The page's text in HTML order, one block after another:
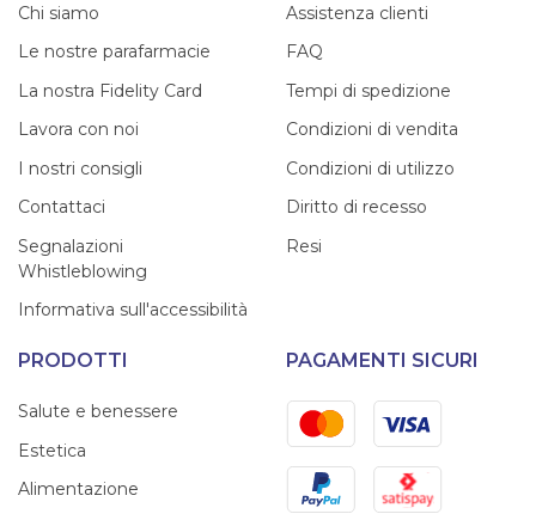
Chi siamo
Le nostre parafarmacie
La nostra Fidelity Card
Lavora con noi
I nostri consigli
Contattaci
Segnalazioni
Whistleblowing
Informativa sull'accessibilità
Assistenza clienti
FAQ
Tempi di spedizione
Condizioni di vendita
Condizioni di utilizzo
Diritto di recesso
Resi
PRODOTTI
Salute e benessere
Estetica
Alimentazione
PAGAMENTI SICURI
MastercardVisa
PayPal Satispay